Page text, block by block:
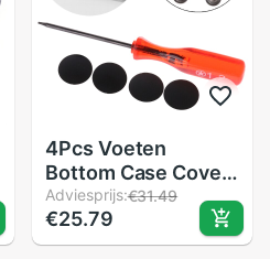
4Pcs Voeten
Bottom Case Cover
+ Schroeven Set
Tool Voor Macbook
Pro Retina 13 "15"
Adviesprijs:€31.49
€25.79